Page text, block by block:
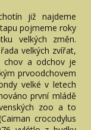
již najdeme
pojmeme roky
velkých změn.
velkých zvířat,
chov a odchov je
prvoodchovem
velké v letech
první mládě
zoo a to
crocodylus